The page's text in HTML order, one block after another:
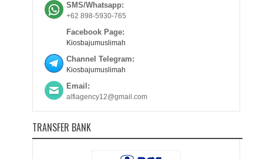
SMS/Whatsapp:
+62 898-5930-765
Facebook Page:
Kiosbajumuslimah
Channel Telegram:
Kiosbajumuslimah
Email:
alfiagency12@gmail.com
TRANSFER BANK